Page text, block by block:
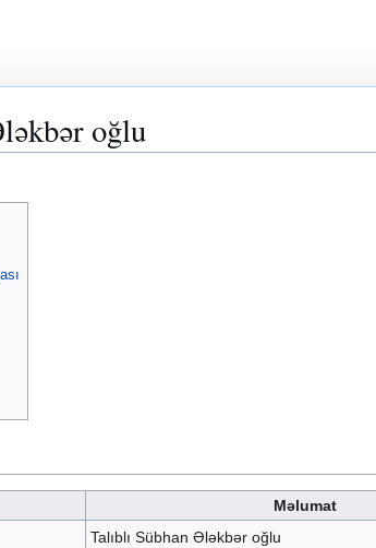
oğlu
Məlumat
Talıblı Sübhan Ələkbər oğlu